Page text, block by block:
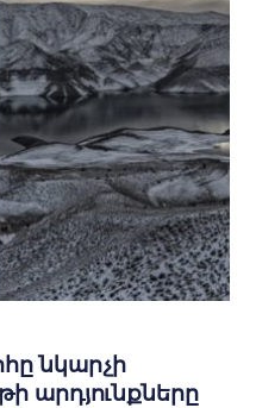
նկարչի
արդյունքները